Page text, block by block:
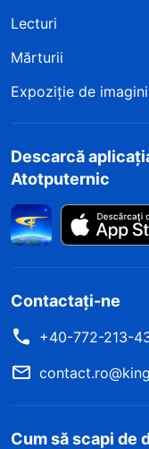
Lecturi
Mărturii
Expoziție de imagini
Descarcă
Atotputernic
Contactați-ne
+40-772-213-
Cum să scapi de